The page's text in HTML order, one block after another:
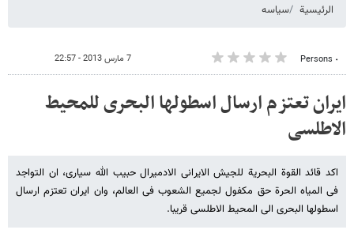
الرئيسية سیاسه
٠ Persons 7 مارس 2013 - 22:57
ایران تعتزم ارسال اسطولها البحری للمحیط
الاطلسی
اکد قائد القوة البحریة للجیش الایرانی الادمیرال حبیب الله سیاری، ان التواجد
فی المیاه الحرة حق مکفول لجمیع الشعوب فی العالم، وان ایران تعتزم ارسال
اسطولها البحری الى المحیط الاطلسی قریبا.